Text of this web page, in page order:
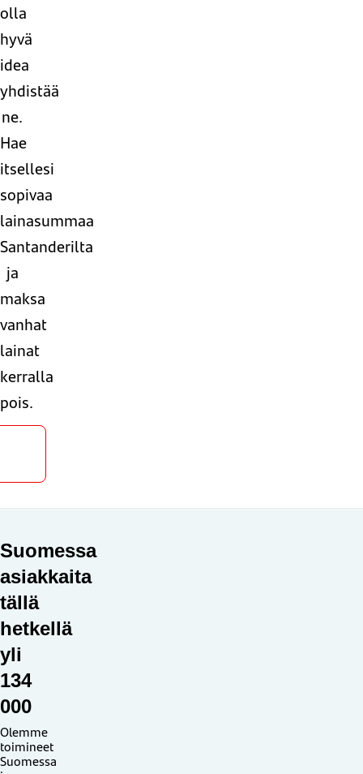
olla
hyvä
idea
yhdistää
ne.
Hae
itsellesi
sopivaa
lainasummaa
Santanderilta
ja
maksa
vanhat
lainat
kerralla
pois.
Suomessa
asiakkaita
tällä
hetkellä
yli
134
000
Olemme
toimineet
Suomessa